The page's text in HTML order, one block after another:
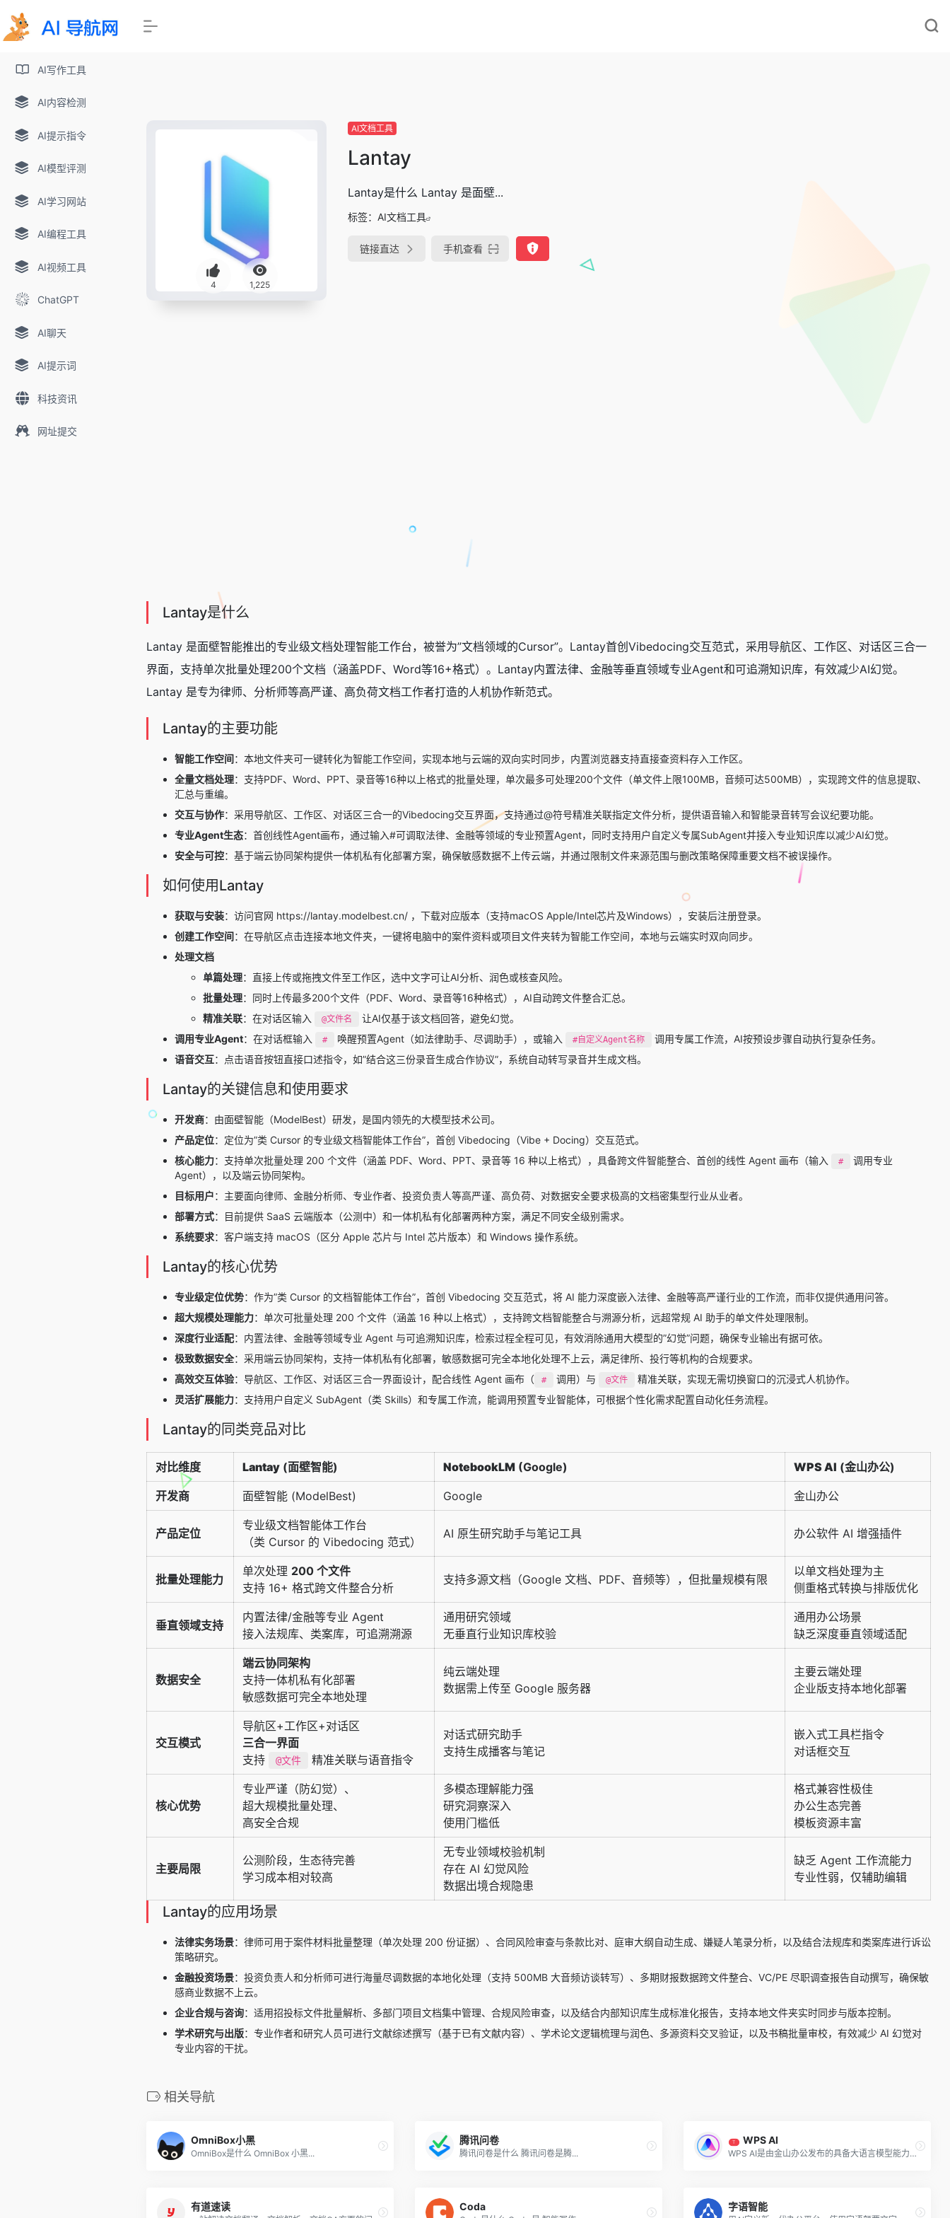
AI写作工具
AI内容检测
AI提示指令
AI模型评测
AI学习网站
AI编程工具
AI视频工具
ChatGPT
AI聊天
AI提示词
科技资讯
网址提交
4 1,225
AI文档工具
Lantay
Lantay是什么 Lantay 是面壁...
标签： AI文档工具
链接直达 手机查看
Lantay是什么
Lantay 是面壁智能推出的专业级文档处理智能工作台，被誉为”文档领域的Cursor”。Lantay首创Vibedocing交互范式，采用导航区、工作区、对话区三合一
界面，支持单次批量处理200个文档（涵盖PDF、Word等16+格式）。Lantay内置法律、金融等垂直领域专业Agent和可追溯知识库，有效减少AI幻觉。
Lantay 是专为律师、分析师等高严谨、高负荷文档工作者打造的人机协作新范式。
Lantay的主要功能
智能工作空间：本地文件夹可一键转化为智能工作空间，实现本地与云端的双向实时同步，内置浏览器支持直接查资料存入工作区。
全量文档处理：支持PDF、Word、PPT、录音等16种以上格式的批量处理，单次最多可处理200个文件（单文件上限100MB，音频可达500MB），实现跨文件的信息提取、
汇总与重编。
交互与协作：采用导航区、工作区、对话区三合一的Vibedocing交互界面，支持通过@符号精准关联指定文件分析，提供语音输入和智能录音转写会议纪要功能。
专业Agent生态：首创线性Agent画布，通过输入#可调取法律、金融等领域的专业预置Agent，同时支持用户自定义专属SubAgent并接入专业知识库以减少AI幻觉。
安全与可控：基于端云协同架构提供一体机私有化部署方案，确保敏感数据不上传云端，并通过限制文件来源范围与删改策略保障重要文档不被误操作。
如何使用Lantay
获取与安装：访问官网 https://lantay.modelbest.cn/ ，下载对应版本（支持macOS Apple/Intel芯片及Windows），安装后注册登录。
创建工作空间：在导航区点击连接本地文件夹，一键将电脑中的案件资料或项目文件夹转为智能工作空间，本地与云端实时双向同步。
处理文档
单篇处理：直接上传或拖拽文件至工作区，选中文字可让AI分析、润色或核查风险。
批量处理：同时上传最多200个文件（PDF、Word、录音等16种格式），AI自动跨文件整合汇总。
精准关联：在对话区输入 @文件名
让AI仅基于该文档回答，避免幻觉。
调用专业Agent：在对话框输入 # 唤醒预置Agent（如法律助手、尽调助手），或输入 #自定义Agent名称
调用专属工作流，AI按预设步骤自动执行复杂任务。
语音交互：点击语音按钮直接口述指令，如”结合这三份录音生成合作协议”，系统自动转写录音并生成文档。
Lantay的关键信息和使用要求
开发商：由面壁智能（ModelBest）研发，是国内领先的大模型技术公司。
产品定位：定位为”类 Cursor 的专业级文档智能体工作台”，首创 Vibedocing（Vibe + Docing）交互范式。
核心能力：支持单次批量处理 200 个文件（涵盖 PDF、Word、PPT、录音等 16 种以上格式），具备跨文件智能整合、首创的线性 Agent 画布（输入 #
调用专业
Agent），以及端云协同架构。
目标用户：主要面向律师、金融分析师、专业作者、投资负责人等高严谨、高负荷、对数据安全要求极高的文档密集型行业从业者。
部署方式：目前提供 SaaS 云端版本（公测中）和一体机私有化部署两种方案，满足不同安全级别需求。
系统要求：客户端支持 macOS（区分 Apple 芯片与 Intel 芯片版本）和 Windows 操作系统。
Lantay的核心优势
专业级定位优势：作为”类 Cursor 的文档智能体工作台”，首创 Vibedocing 交互范式，将 AI 能力深度嵌入法律、金融等高严谨行业的工作流，而非仅提供通用问答。
超大规模处理能力：单次可批量处理 200 个文件（涵盖 16 种以上格式），支持跨文档智能整合与溯源分析，远超常规 AI 助手的单文件处理限制。
深度行业适配：内置法律、金融等领域专业 Agent 与可追溯知识库，检索过程全程可见，有效消除通用大模型的”幻觉”问题，确保专业输出有据可依。
极致数据安全：采用端云协同架构，支持一体机私有化部署，敏感数据可完全本地化处理不上云，满足律所、投行等机构的合规要求。
高效交互体验：导航区、工作区、对话区三合一界面设计，配合线性 Agent 画布（ # 调用）与 @文件
精准关联，实现无需切换窗口的沉浸式人机协作。
灵活扩展能力：支持用户自定义 SubAgent（类 Skills）和专属工作流，能调用预置专业智能体，可根据个性化需求配置自动化任务流程。
Lantay的同类竞品对比
对比维度 Lantay (面壁智能) NotebookLM (Google) WPS AI (金山办公)
开发商 面壁智能 (ModelBest) Google 金山办公
产品定位
专业级文档智能体工作台
（类 Cursor 的 Vibedocing 范式）
AI 原生研究助手与笔记工具 办公软件 AI 增强插件
批量处理能力
单次处理 200 个文件
支持 16+ 格式跨文件整合分析
支持多源文档（Google 文档、PDF、音频等），但批量规模有限
以单文档处理为主
侧重格式转换与排版优化
垂直领域支持
内置法律/金融等专业 Agent
接入法规库、类案库，可追溯溯源
通用研究领域
无垂直行业知识库校验
通用办公场景
缺乏深度垂直领域适配
数据安全
端云协同架构
支持一体机私有化部署
敏感数据可完全本地处理
纯云端处理
数据需上传至 Google 服务器
主要云端处理
企业版支持本地化部署
交互模式
导航区+工作区+对话区
三合一界面
支持
@文件 精准关联与语音指令
对话式研究助手
支持生成播客与笔记
嵌入式工具栏指令
对话框交互
核心优势
专业严谨（防幻觉）、
超大规模批量处理、
高安全合规
多模态理解能力强
研究洞察深入
使用门槛低
格式兼容性极佳
办公生态完善
模板资源丰富
主要局限
公测阶段，生态待完善
学习成本相对较高
无专业领域校验机制
存在 AI 幻觉风险
数据出境合规隐患
缺乏 Agent 工作流能力
专业性弱，仅辅助编辑
Lantay的应用场景
法律实务场景：律师可用于案件材料批量整理（单次处理 200 份证据）、合同风险审查与条款比对、庭审大纲自动生成、嫌疑人笔录分析，以及结合法规库和类案库进行诉讼
策略研究。
金融投资场景：投资负责人和分析师可进行海量尽调数据的本地化处理（支持 500MB 大音频访谈转写）、多期财报数据跨文件整合、VC/PE 尽职调查报告自动撰写，确保敏
感商业数据不上云。
企业合规与咨询：适用招投标文件批量解析、多部门项目文档集中管理、合规风险审查，以及结合内部知识库生成标准化报告，支持本地文件夹实时同步与版本控制。
学术研究与出版：专业作者和研究人员可进行文献综述撰写（基于已有文献内容）、学术论文逻辑梳理与润色、多源资料交叉验证，以及书稿批量审校，有效减少 AI 幻觉对
专业内容的干扰。
相关导航
OmniBox小黑
OmniBox是什么 OmniBox 小黑...
腾讯问卷
腾讯问卷是什么 腾讯问卷是腾...
T WPS AI
WPS AI是由金山办公发布的具备大语言模型能力的人工智能应用，为用户提供智能文档写作、阅读理解和问答、智能人机交互的能力。作为WPS办公套件的重要组成部分，WPS AI将与WPS其他...
有道速读 Coda 字语智能